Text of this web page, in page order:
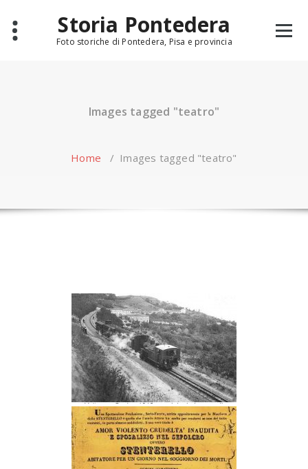
content
Storia Pontedera
Foto storiche di Pontedera, Pisa e provincia
Images tagged "teatro"
Home / Images tagged "teatro"